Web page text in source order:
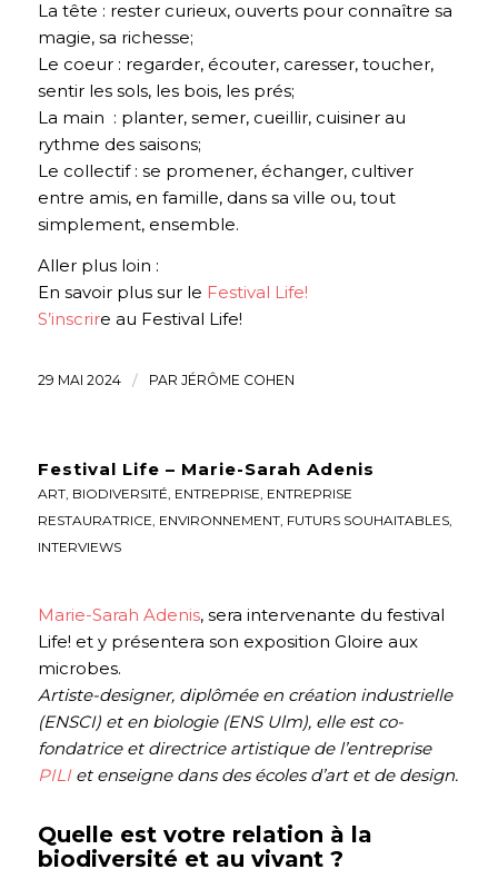
La tête : rester curieux, ouverts pour connaître sa
magie, sa richesse;
Le coeur : regarder, écouter, caresser, toucher,
sentir les sols, les bois, les prés;
La main : planter, semer, cueillir, cuisiner au
rythme des saisons;
Le collectif : se promener, échanger, cultiver
entre amis, en famille, dans sa ville ou, tout
simplement, ensemble.
Aller plus loin :
En savoir plus sur le Festival Life!
S’inscrire au Festival Life!
29 MAI 2024 / PAR JÉRÔME COHEN
Festival Life – Marie-Sarah Adenis
ART, BIODIVERSITÉ ENTREPRISE ENTREPRISE
RESTAURATRICE ENVIRONNEMENT, FUTURS SOUHAITABLES,
INTERVIEWS
Marie-Sarah Adenis, sera intervenante du festival
Life! et y présentera son exposition Gloire aux
microbes.
Artiste-designer, diplômée en création industrielle
(ENSCI) et en biologie (ENS Ulm), elle est co-
fondatrice et directrice artistique de l’entreprise
PILIet enseigne dans des écoles d’art et de design.
Quelle est votre relation à la
biodiversité et au vivant ?